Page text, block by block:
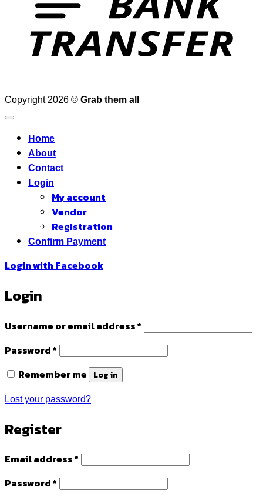
Copyright 2026 © Grab them all
Home
About
Contact
Login
My account
Vendor
Registration
Confirm Payment
Login with Facebook
Login
Username or email address* Required
Password* Required
Remember me
Log in
Lost your password?
Register
Email address* Required
Password* Required